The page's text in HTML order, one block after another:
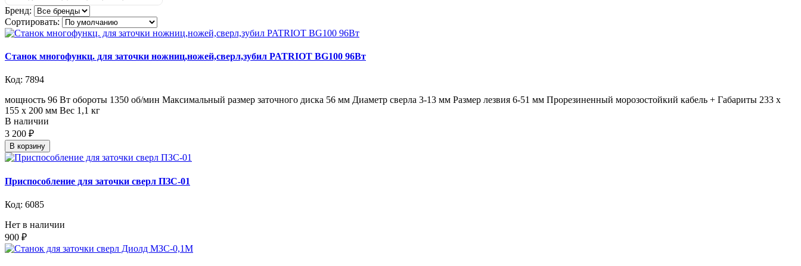
Бренд:
Сортировать:
Станок многофункц. для заточки ножниц,ножей,сверл,зубил PATRIOT BG100 96Вт
Код: 7894
мощность 96 Вт обороты 1350 об/мин Максимальный размер заточного диска 56 мм Диаметр сверла 3-13 мм Размер лезвия 6-51 мм Прорезиненный морозостойкий кабель + Габариты 233 x
155 x 200 мм Вес 1,1 кг
В наличии
3 200 ₽
В корзину
Приспособление для заточки сверл ПЗС-01
Код: 6085
Нет в наличии
900 ₽